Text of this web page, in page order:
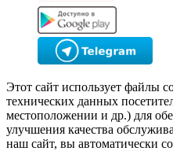
Этот сайт использует файлы
технических данных
местоположении и др.) для
улучшения качества
наш сайт, вы автоматически